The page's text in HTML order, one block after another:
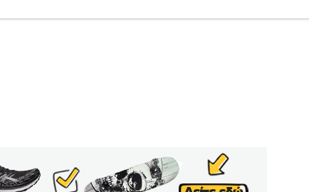
Διπλό κάλυμμα για επιπλέον ανθεκτικότητα.• Εγγύηση: 1
WALL BALL 12 ΚΙΛΩΝ
59.00